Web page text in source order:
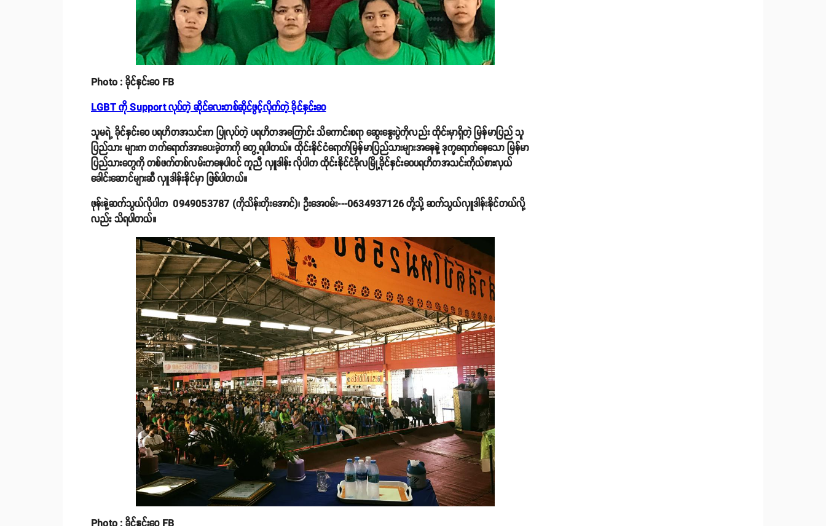
Photo : ခိုင်နှင်းဝေ FB
LGBT ကို Support လုပ်တဲ့ ဆိုင်လေးတစ်ဆိုင်ဖွင့်လိုက်တဲ့ ခိုင်နှင်းဝေ
သူမရဲ့ ခိုင်နှင်းဝေ ပရဟိတအသင်းက ပြုလုပ်တဲ့ ပရဟိတအကြောင်း သိကောင်းစရာ ဆွေးနွေးပွဲကိုလည်း ထိုင်းမှာရှိတဲ့ မြန်မာပြည် သူ
ပြည်သား များက တက်ရောက်အားပေးခဲ့တာကို တွေ့ရပါတယ်။ ထိုင်းနိုင်ငံရောက်မြန်မာပြည်သားများအနေနဲ့ ဒုက္ခရောက်နေသော မြန်မာ
ပြည်သားတွေကို တစ်ဖက်တစ်လမ်းကနေပါဝင် ကူညီ လှူဒါန်း လိုပါက ထိုင်းနိုင်ငံခိုလမြို့ခိုင်နှင်းဝေပရဟိတအသင်းကိုယ်စားလှယ်
ခေါင်းဆောင်များဆီ လှူဒါန်းနိုင်မှာ ဖြစ်ပါတယ်။
ဖုန်းနဲ့ဆက်သွယ်လိုပါက 0949053787 (ကိုသိန်းတိုးအောင်)၊ ဦးအေဝမ်း---0634937126 တို့သို့ ဆက်သွယ်လှူဒါန်းနိုင်တယ်လို့
လည်း သိရပါတယ်။